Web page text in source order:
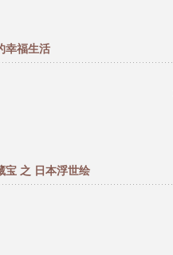
幸福生活
宝 之 日本浮世绘